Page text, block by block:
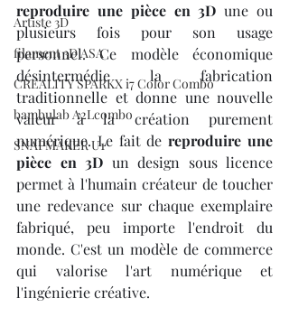
Artiste 3D
filament 3D ASA
CREALITY SPARKX i7 Color Combo
bambulab A2Lcombo
SNAPMAKER U1
reproduire une pièce en 3D une ou
plusieurs fois pour son usage
personnel. Ce modèle économique
désintermédie la fabrication
traditionnelle et donne une nouvelle
valeur à la création purement
numérique. Le fait de reproduire une
pièce en 3D un design sous licence
permet à l'humain créateur de toucher
une redevance sur chaque exemplaire
fabriqué, peu importe l'endroit du
monde. C'est un modèle de commerce
qui valorise l'art numérique et
l'ingénierie créative.